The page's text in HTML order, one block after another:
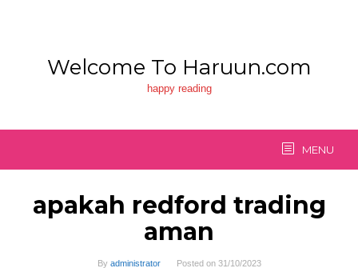
Welcome To Haruun.com
happy reading
MENU
apakah redford trading
aman
By administrator Posted on 31/10/2023